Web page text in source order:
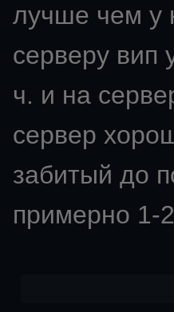
лучше чем у
серверу вип
ч. и на
сервер
забитый до
примерно 1-